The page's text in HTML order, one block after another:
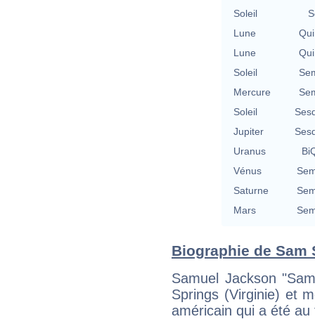
Soleil
Lune
Lune
Soleil
Mercure
Soleil
Jupiter
Uranus
Vénus
Saturne
Mars
Biographie de Sam
Samuel Jackson
Springs (Virginie) et
américain qui a été